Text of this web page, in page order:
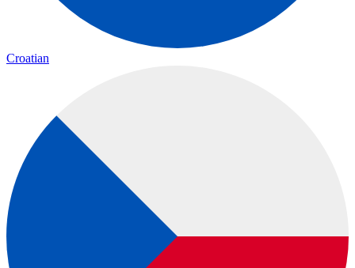
Croatian